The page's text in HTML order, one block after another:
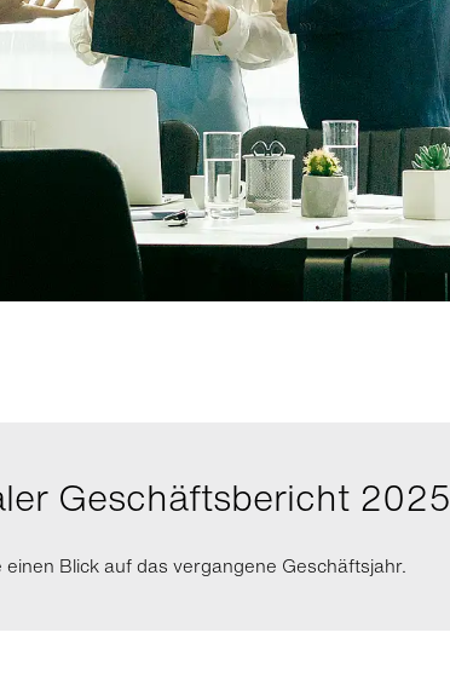
Geschäftsbericht 2025
einen Blick auf das vergangene Geschäftsjahr.